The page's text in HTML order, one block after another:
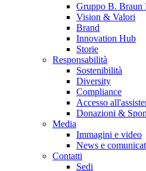
Catalogo prodotti
Trova il prodotto che stai
Gruppo B. Braun
Vision & Valori
Brand
Innovation Hub
Storie
Responsabilità
Sostenibilità
Diversity
Compliance
Accesso
Donazioni &
Media
Immagini e video
News e
Contatti
Sedi